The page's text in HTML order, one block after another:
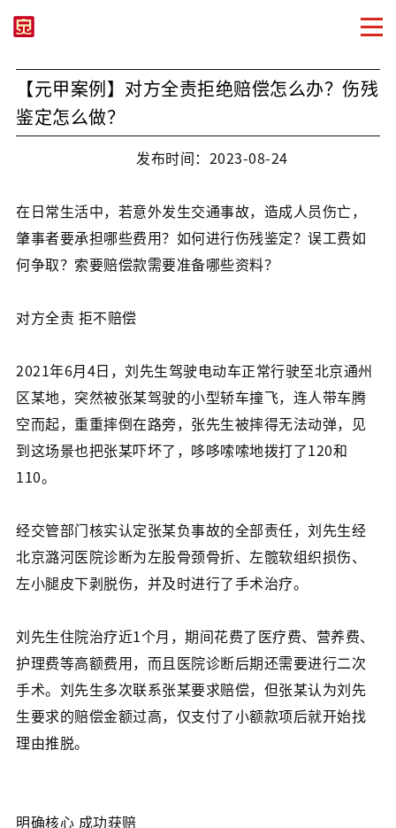
【元甲案例】对方全责拒绝赔偿怎么办？伤残
鉴定怎么做？
发布时间：2023-08-24
在日常生活中，若意外发生交通事故，造成人员伤亡，
肇事者要承担哪些费用？如何进行伤残鉴定？误工费如
何争取？索要赔偿款需要准备哪些资料？
对方全责 拒不赔偿
2021年6月4日，刘先生驾驶电动车正常行驶至北京通州
区某地，突然被张某驾驶的小型轿车撞飞，连人带车腾
空而起，重重摔倒在路旁，张先生被摔得无法动弹，见
到这场景也把张某吓坏了，哆哆嗦嗦地拨打了120和
110。
经交管部门核实认定张某负事故的全部责任，刘先生经
北京潞河医院诊断为左股骨颈骨折、左髋软组织损伤、
左小腿皮下剥脱伤，并及时进行了手术治疗。
刘先生住院治疗近1个月，期间花费了医疗费、营养费、
护理费等高额费用，而且医院诊断后期还需要进行二次
手术。刘先生多次联系张某要求赔偿，但张某认为刘先
生要求的赔偿金额过高，仅支付了小额款项后就开始找
理由推脱。
明确核心 成功获赔